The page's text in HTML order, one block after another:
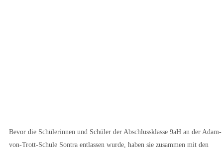
Bevor die Schülerinnen und Schüler der Abschlussklasse 9aH an der Adam-
von-Trott-Schule Sontra entlassen wurde, haben sie zusammen mit den